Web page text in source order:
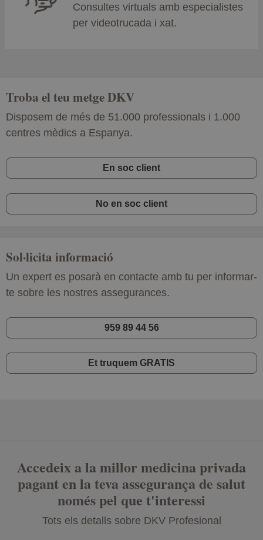
Consultes virtuals amb especialistes
per videotrucada i xat.
Troba el teu metge DKV
Disposem de més de 51.000 professionals i 1.000
centres mèdics a Espanya.
En soc client
No en soc client
Sol·licita informació
Un expert es posarà en contacte amb tu per informar-
te sobre les nostres assegurances.
959 89 44 56
Et truquem GRATIS
Accedeix a la millor medicina privada
pagant en la teva assegurança de salut
només pel que t'interessi
Tots els detalls sobre DKV Profesional